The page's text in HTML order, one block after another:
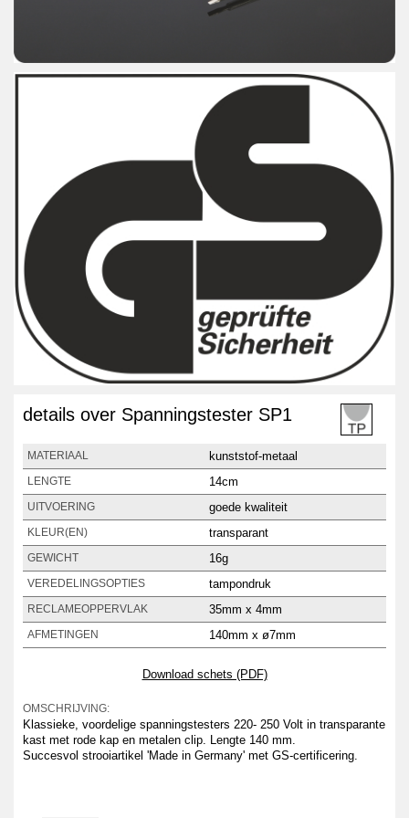
details over Spanningstester SP1
MATERIAAL kunststof-metaal
LENGTE 14cm
UITVOERING goede kwaliteit
KLEUR(EN) transparant
GEWICHT 16g
VEREDELINGSOPTIES tampondruk
RECLAMEOPPERVLAK 35mm x 4mm
AFMETINGEN 140mm x ø7mm
Download schets (PDF)
OMSCHRIJVING:
Klassieke, voordelige spanningstesters 220- 250 Volt in transparante
kast met rode kap en metalen clip. Lengte 140 mm.
Succesvol strooiartikel 'Made in Germany' met GS-certificering.